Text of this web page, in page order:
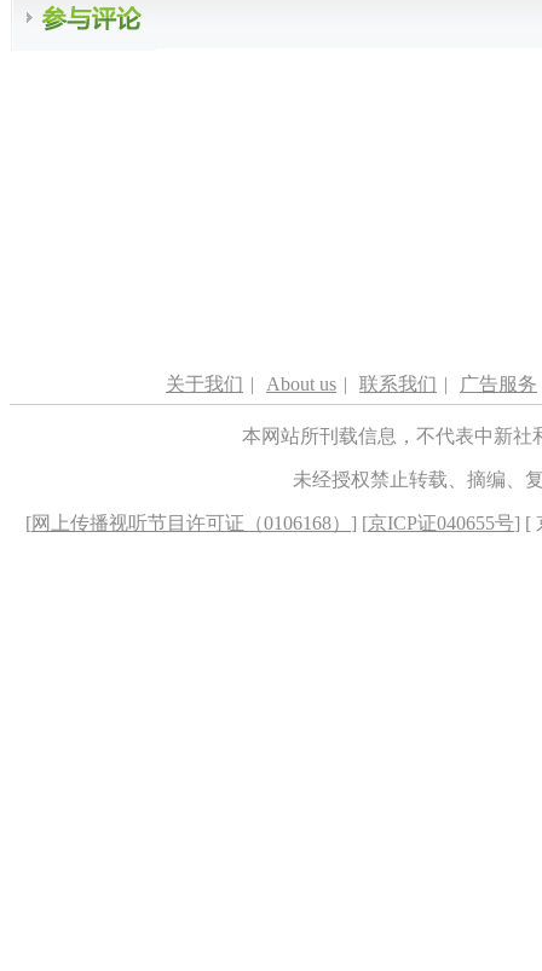
关于我们 | About us | 联系我们 | 广告服务
本网站所刊载信息，不代表中新
未经授权禁止转载、摘编、
[网上传播视听节目许可证（0106168） ] [京ICP证040655号] [